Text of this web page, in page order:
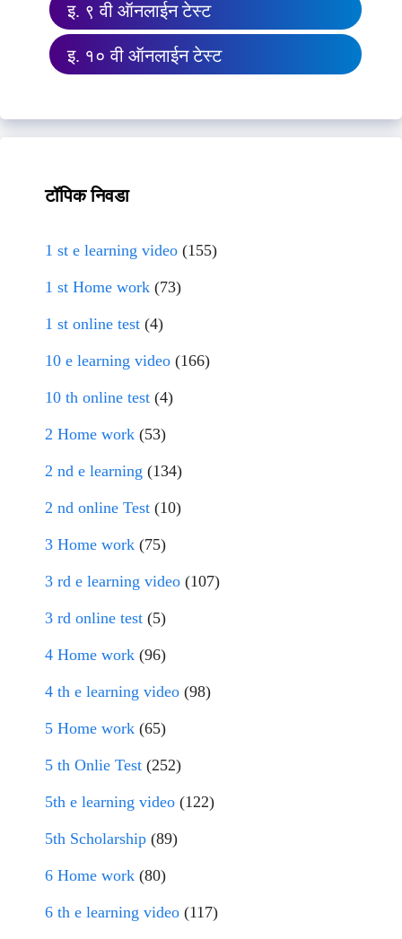
इ. ९ वी ऑनलाईन टेस्ट
इ. १० वी ऑनलाईन टेस्ट
टॉपिक निवडा
1 st e learning video (155)
1 st Home work (73)
1 st online test (4)
10 e learning video (166)
10 th online test (4)
2 Home work (53)
2 nd e learning (134)
2 nd online Test (10)
3 Home work (75)
3 rd e learning video (107)
3 rd online test (5)
4 Home work (96)
4 th e learning video (98)
5 Home work (65)
5 th Onlie Test (252)
5th e learning video (122)
5th Scholarship (89)
6 Home work (80)
6 th e learning video (117)